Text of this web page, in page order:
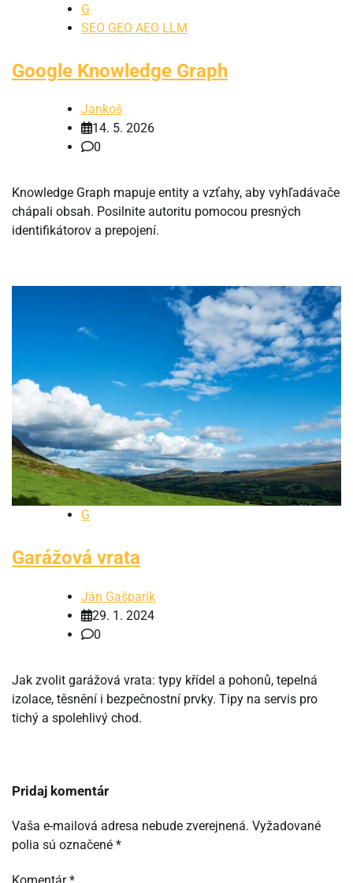
G
SEO GEO AEO LLM
Google Knowledge Graph
Jankoš
14. 5. 2026
0
Knowledge Graph mapuje entity a vzťahy, aby vyhľadávače
chápali obsah. Posilnite autoritu pomocou presných
identifikátorov a prepojení.
G
Garážová vrata
Ján Gašparík
29. 1. 2024
0
Jak zvolit garážová vrata: typy křídel a pohonů, tepelná
izolace, těsnění i bezpečnostní prvky. Tipy na servis pro
tichý a spolehlivý chod.
Pridaj komentár
Vaša e-mailová adresa nebude zverejnená. Vyžadované
polia sú označené *